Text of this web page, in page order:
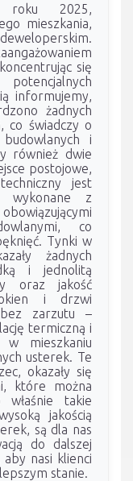
2025,
mieszkania,
się
informujemy,
żadnych
co świadczy o
i
również dwie
postojowe,
jest
wykonane z
co
Tynki w
żadnych
i jednolitą
oraz jakość
i drzwi
bez zarzutu –
termiczną i
w mieszkaniu
usterek. Te
okazały się
które można
takie
jakością
są dla nas
do dalszej
nasi klienci
stanie.